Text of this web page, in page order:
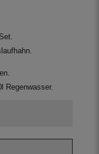
Regenwasser.